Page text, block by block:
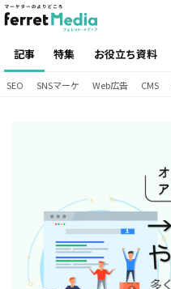
記事 特集 お役立ち資料
SEO SNSマーケ Web広告 CMS